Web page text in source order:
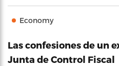
Economy
Las confesiones de un
Junta de Control Fiscal